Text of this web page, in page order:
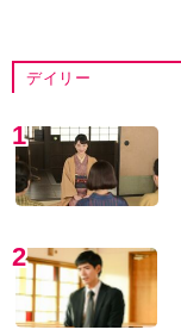
1
2
3